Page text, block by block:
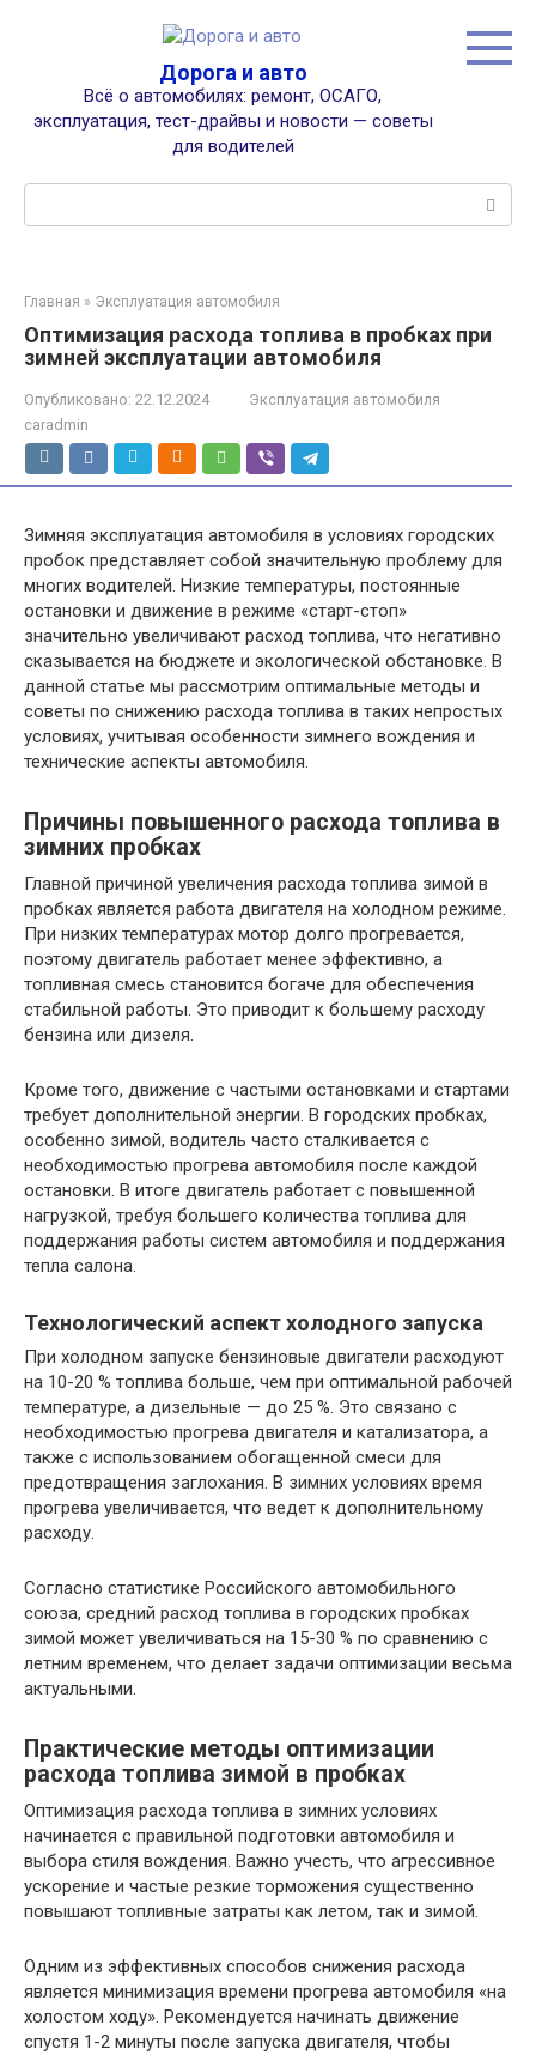
Дорога и авто
Всё о автомобилях: ремонт, ОСАГО,
эксплуатация, тест-драйвы и новости — советы
для водителей
Главная » Эксплуатация автомобиля
Оптимизация расхода топлива в пробках при
зимней эксплуатации автомобиля
Опубликовано: 22.12.2024
Эксплуатация автомобиля
caradmin
Зимняя эксплуатация автомобиля в условиях городских
пробок представляет собой значительную проблему для
многих водителей. Низкие температуры, постоянные
остановки и движение в режиме «старт-стоп»
значительно увеличивают расход топлива, что негативно
сказывается на бюджете и экологической обстановке. В
данной статье мы рассмотрим оптимальные методы и
советы по снижению расхода топлива в таких непростых
условиях, учитывая особенности зимнего вождения и
технические аспекты автомобиля.
Причины повышенного расхода топлива в
зимних пробках
Главной причиной увеличения расхода топлива зимой в
пробках является работа двигателя на холодном режиме.
При низких температурах мотор долго прогревается,
поэтому двигатель работает менее эффективно, а
топливная смесь становится богаче для обеспечения
стабильной работы. Это приводит к большему расходу
бензина или дизеля.
Кроме того, движение с частыми остановками и стартами
требует дополнительной энергии. В городских пробках,
особенно зимой, водитель часто сталкивается с
необходимостью прогрева автомобиля после каждой
остановки. В итоге двигатель работает с повышенной
нагрузкой, требуя большего количества топлива для
поддержания работы систем автомобиля и поддержания
тепла салона.
Технологический аспект холодного запуска
При холодном запуске бензиновые двигатели расходуют
на 10-20 % топлива больше, чем при оптимальной рабочей
температуре, а дизельные — до 25 %. Это связано с
необходимостью прогрева двигателя и катализатора, а
также с использованием обогащенной смеси для
предотвращения заглохания. В зимних условиях время
прогрева увеличивается, что ведет к дополнительному
расходу.
Согласно статистике Российского автомобильного
союза, средний расход топлива в городских пробках
зимой может увеличиваться на 15-30 % по сравнению с
летним временем, что делает задачи оптимизации весьма
актуальными.
Практические методы оптимизации
расхода топлива зимой в пробках
Оптимизация расхода топлива в зимних условиях
начинается с правильной подготовки автомобиля и
выбора стиля вождения. Важно учесть, что агрессивное
ускорение и частые резкие торможения существенно
повышают топливные затраты как летом, так и зимой.
Одним из эффективных способов снижения расхода
является минимизация времени прогрева автомобиля «на
холостом ходу». Рекомендуется начинать движение
спустя 1-2 минуты после запуска двигателя, чтобы